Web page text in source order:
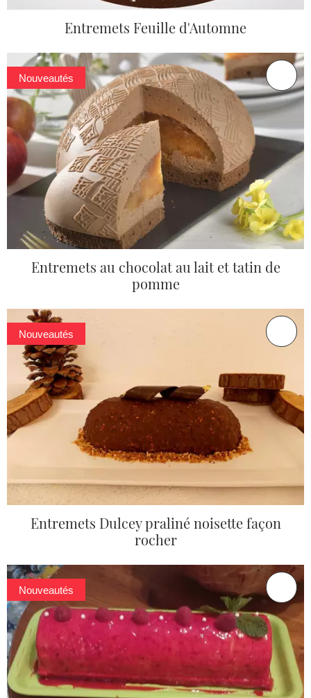
Entremets Feuille d'Automne
Nouveautés
Entremets au chocolat au lait et tatin de
pomme
Nouveautés
Entremets Dulcey praliné noisette façon
rocher
Nouveautés